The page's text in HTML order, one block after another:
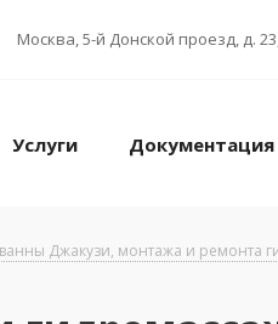
Москва,5-й Донской проезд, д.
Услуги Документация
Джакузи, монтажа и ремонта